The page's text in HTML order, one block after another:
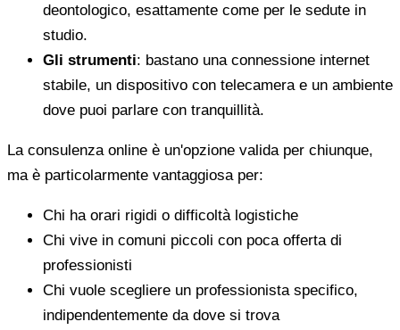
deontologico, esattamente come per le sedute in
studio.
Gli strumenti: bastano una connessione internet
stabile, un dispositivo con telecamera e un ambiente
dove puoi parlare con tranquillità.
La consulenza online è un'opzione valida per chiunque,
ma è particolarmente vantaggiosa per:
Chi ha orari rigidi o difficoltà logistiche
Chi vive in comuni piccoli con poca offerta di
professionisti
Chi vuole scegliere un professionista specifico,
indipendentemente da dove si trova